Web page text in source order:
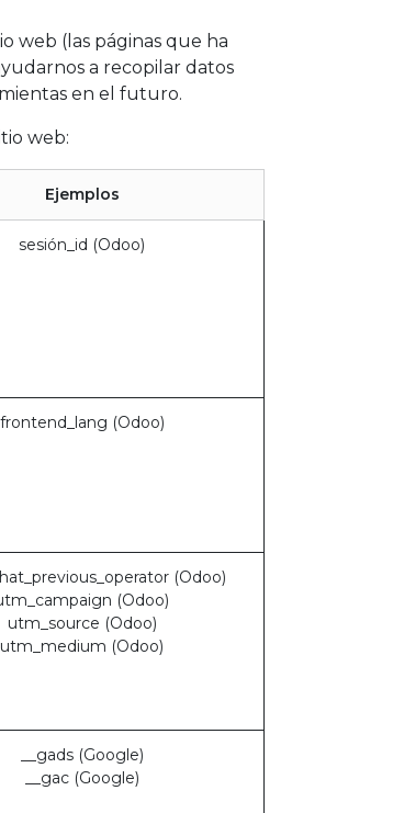
web (las páginas que ha
a recopilar datos
en el futuro.
web:
Ejemplos
sesión_id (Odoo)
frontend_lang (Odoo)
(Odoo)
(Odoo)
utm_source (Odoo)
utm_medium (Odoo)
__gads (Google)
__gac (Google)